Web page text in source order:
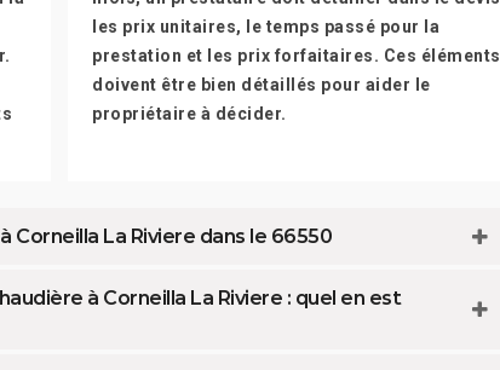
les prix unitaires, le temps passé pour la
prestation et les prix forfaitaires. Ces éléments
doivent être bien détaillés pour aider le
propriétaire à décider.
La Riviere dans le 66550
à Corneilla La Riviere : quel en est